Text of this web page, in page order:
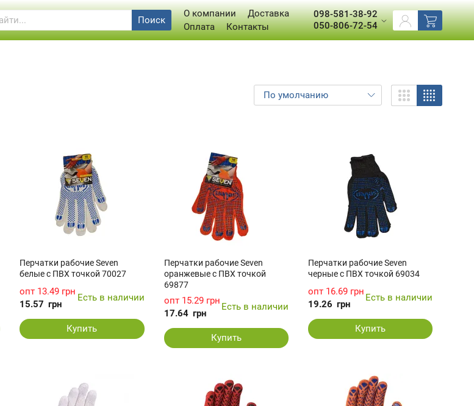
Поиск
О компании
Доставка
Оплата
Контакты
098-581-38-92
050-806-72-54
Перчатки рабочие Seven
белые c ПВХ точкой 70027
опт 13.49 грн
15.57 грн
Есть в наличии
Купить
Перчатки рабочие Seven
оранжевые c ПВХ точкой
69877
опт 15.29 грн
17.64 грн
Есть в наличии
Купить
Перчатки рабочие Seven
черные c ПВХ точкой 69034
опт 16.69 грн
19.26 грн
Есть в наличии
Купить